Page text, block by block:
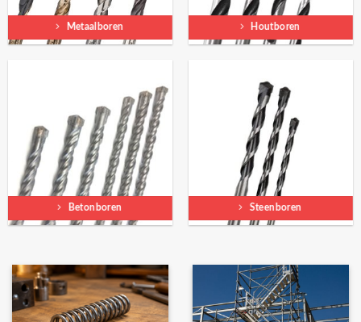
Metaalboren Houtboren
Betonboren Steenboren